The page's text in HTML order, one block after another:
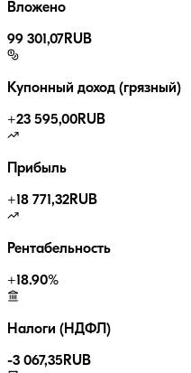
Вложено
99 301,07RUB
Купонный доход (грязный)
+23 595,00RUB
Прибыль
+18 771,32RUB
Рентабельность
+18.90%
Налоги (НДФЛ)
-3 067,35 RUB